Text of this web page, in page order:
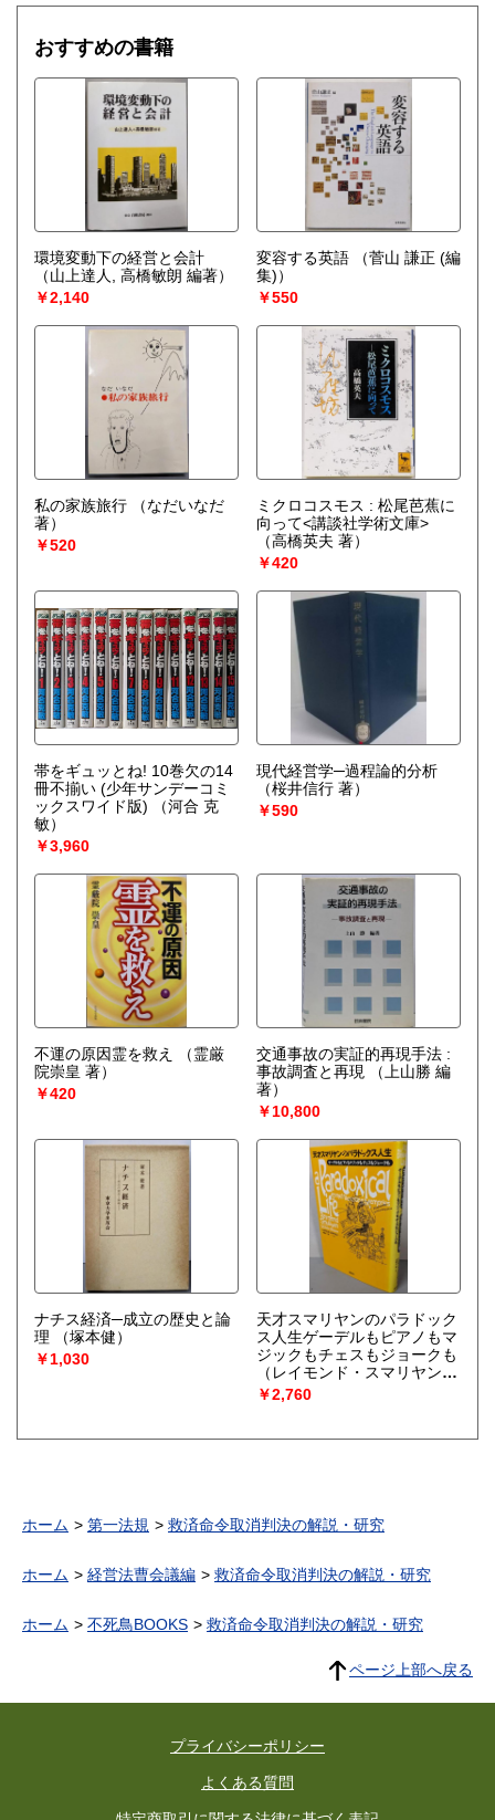
おすすめの書籍
環境変動下の経営と会計
（山上達人, 高橋敏朗 編著）
￥2,140
変容する英語
（菅山 謙正 (編
集)）
￥550
私の家族旅行
（なだいなだ
著）
￥520
ミクロコスモス : 松尾芭蕉に
向って<講談社学術文庫>
（高橋英夫 著）
￥420
帯をギュッとね! 10巻欠の14
冊不揃い (少年サンデーコミ
ックスワイド版)
（河合 克
敏）
￥3,960
現代経営学─過程論的分析
（桜井信行 著）
￥590
不運の原因霊を救え
（霊厳
院崇皇 著）
￥420
交通事故の実証的再現手法 :
事故調査と再現
（上山勝 編
著）
￥10,800
ナチス経済─成立の歴史と論
理
（塚本健）
￥1,030
天才スマリヤンのパラドック
ス人生ゲーデルもピアノもマ
ジックもチェスもジョークも
（レイモンド・スマリヤン
著 ; 高橋昌一郎 訳）
￥2,760
ホーム 第一法規 救済命令取消判決の解説・研究
ホーム 経営法曹会議編 救済命令取消判決の解説・研究
ホーム 不死鳥BOOKS 救済命令取消判決の解説・研究
ページ上部へ戻る
プライバシーポリシー
よくある質問